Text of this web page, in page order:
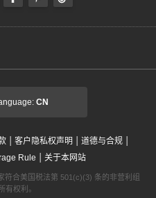
CN
| 客户隐私权声明 | 道德与合规 |
Rule | 关于本网站
符合美国税法第 501(c)(3) 条的非营利组
有权利。